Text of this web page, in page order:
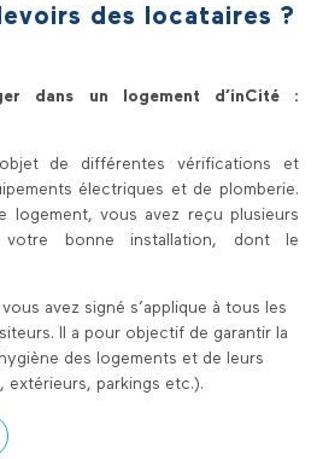
des locataires ?
dans un logement d’inCité :
de différentes vérifications et
électriques et de plomberie.
logement, vous avez reçu plusieurs
bonne installation, dont le
avez signé s’applique à tous les
Il a pour objectif de garantir la
des logements et de leurs
extérieurs, parkings etc.).